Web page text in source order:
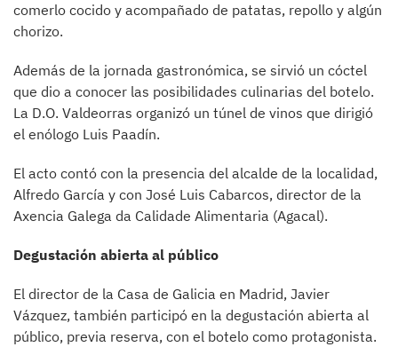
comerlo cocido y acompañado de patatas, repollo y algún
chorizo.
Además de la jornada gastronómica, se sirvió un cóctel
que dio a conocer las posibilidades culinarias del botelo.
La D.O. Valdeorras organizó un túnel de vinos que dirigió
el enólogo Luis Paadín.
El acto contó con la presencia del alcalde de la localidad,
Alfredo García y con José Luis Cabarcos, director de la
Axencia Galega da Calidade Alimentaria (Agacal).
Degustación abierta al público
El director de la Casa de Galicia en Madrid, Javier
Vázquez, también participó en la degustación abierta al
público, previa reserva, con el botelo como protagonista.